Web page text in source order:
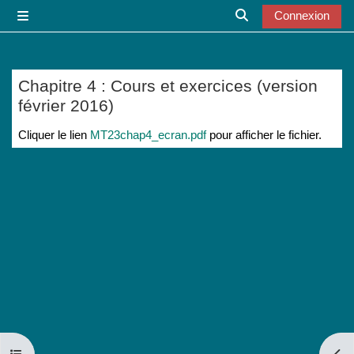
Activer/désactiver
Connexion
Chapitre 4 : Cours et exercices (version
février 2016)
Conditions d’achèvement
Cliquer le lien MT23chap4_ecran.pdfpour afficher le fichier.